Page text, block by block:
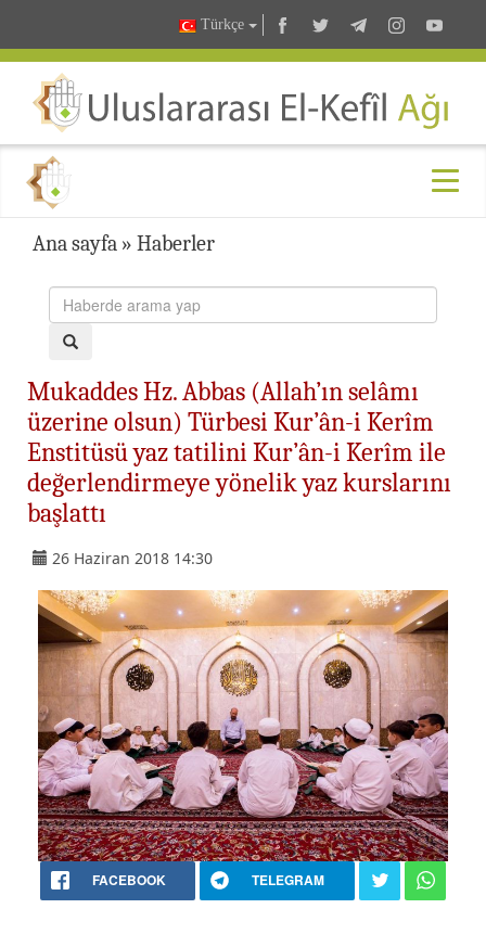
Türkçe
Ana sayfa » Haberler
Mukaddes Hz. Abbas (Allah’ın selâmı
üzerine olsun) Türbesi Kur’ân-i Kerîm
Enstitüsü yaz tatilini Kur’ân-i Kerîm ile
değerlendirmeye yönelik yaz kurslarını
başlattı
26 Haziran 2018 14:30
FACEBOOK TELEGRAM